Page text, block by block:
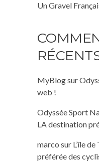
Un Gravel
MyBlogsur
web !
Odyssée Sport
LA destination
marco sur L’île
préférée des